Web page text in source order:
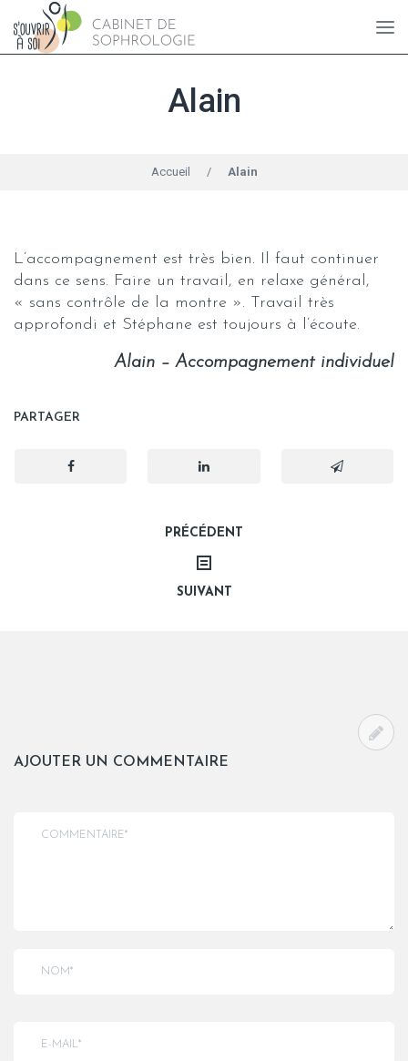
Alain
Accueil / Alain
L’accompagnement est très bien. Il faut continuer
dans ce sens. Faire un travail, en relaxe général,
« sans contrôle de la montre ». Travail très
approfondi et Stéphane est toujours à l’écoute.
Alain – Accompagnement individuel
PARTAGER
NavigationPRÉCÉDENT
SUIVANT
AJOUTER UN COMMENTAIRE